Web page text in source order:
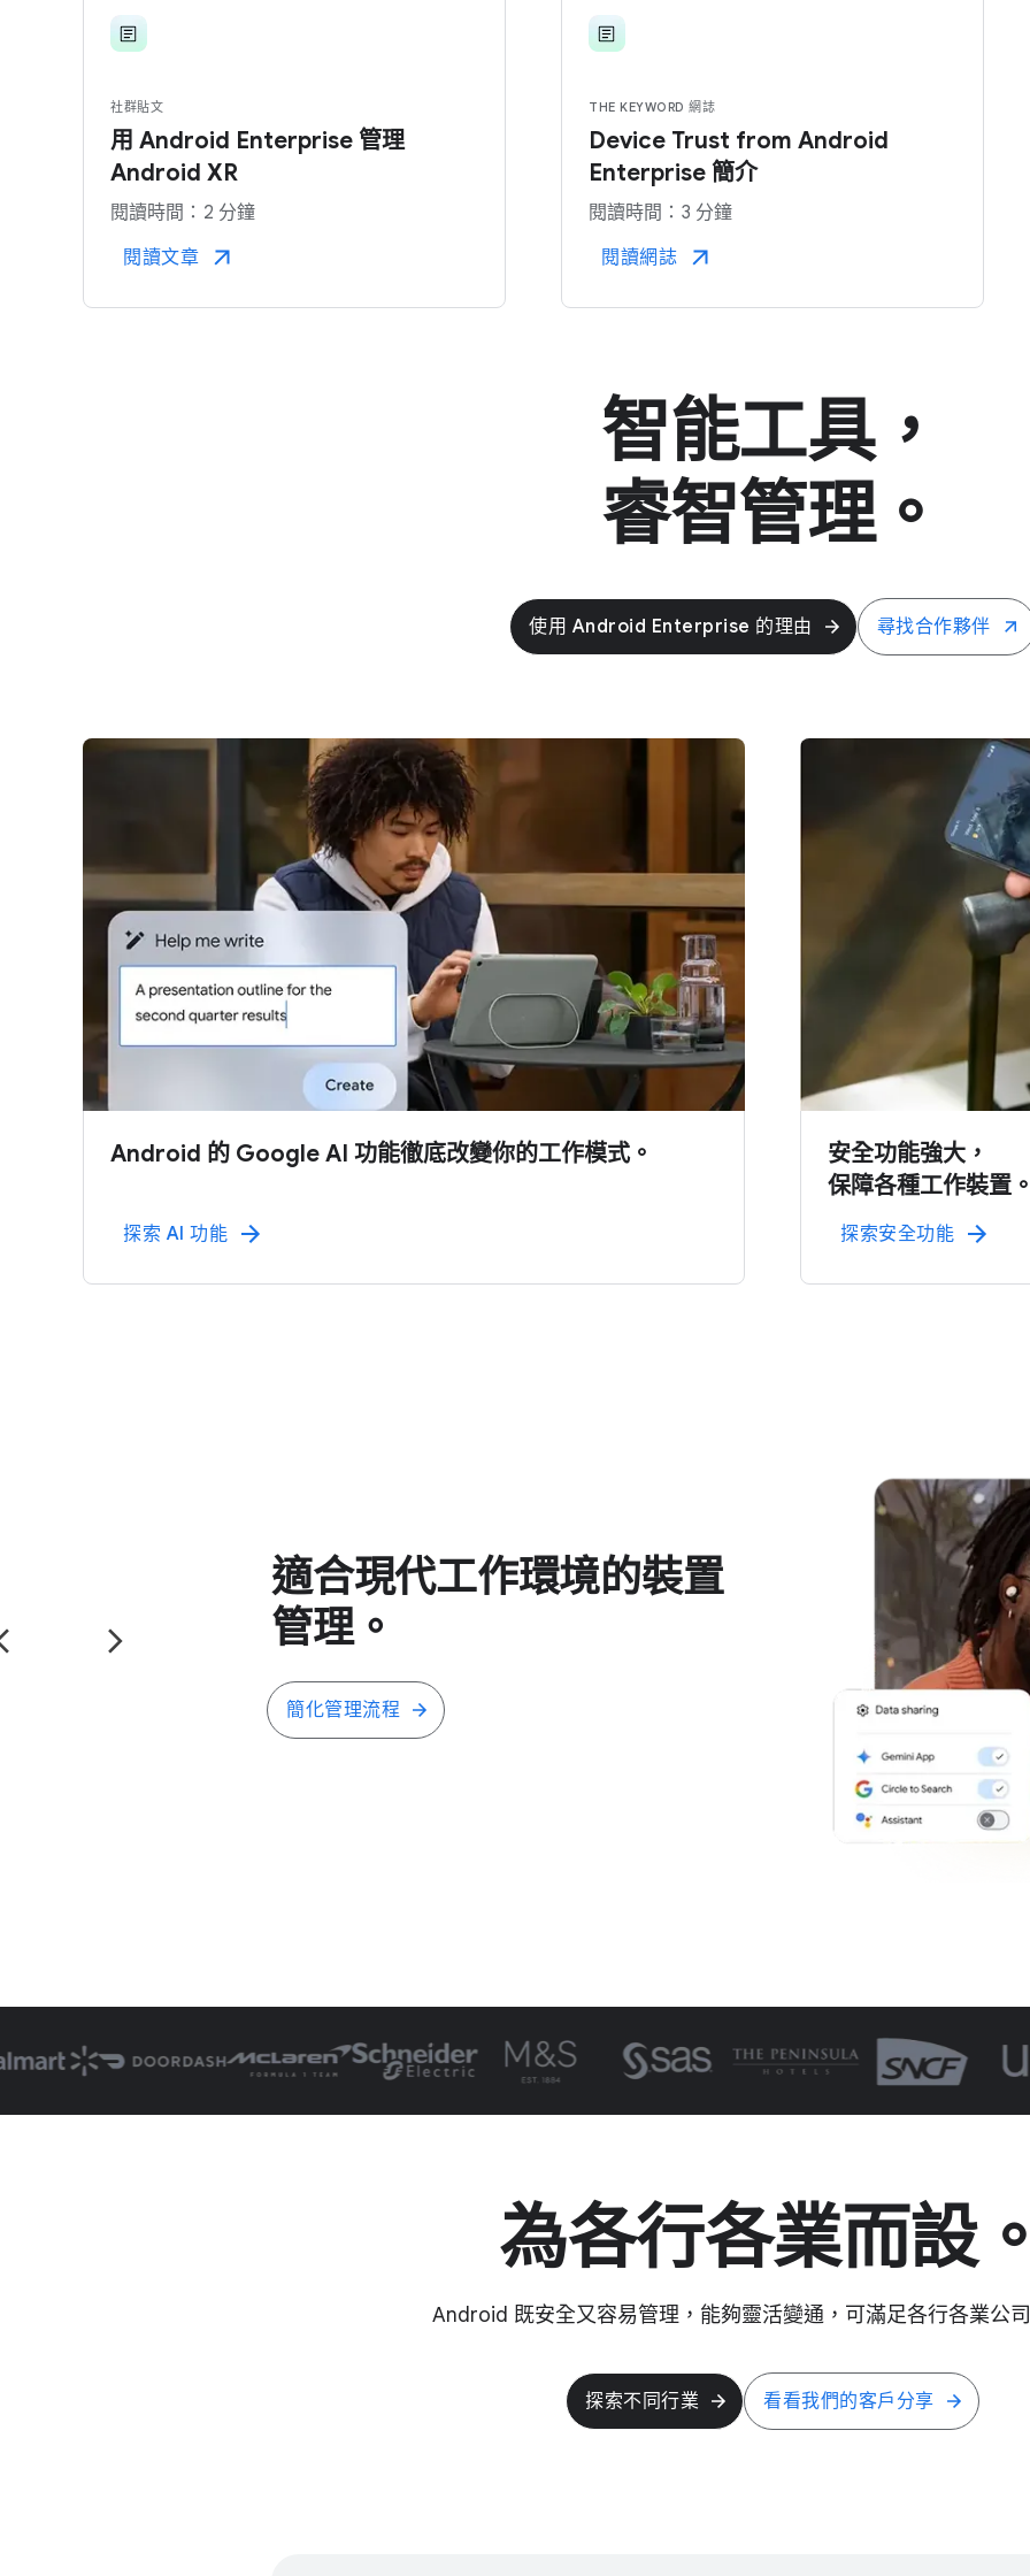
社群貼​文
用 Android Enterprise 管理
Android XR
閱讀​時間：​2 分鐘
閱讀文章
THE KEYWOR​D 網誌
Device Trust from Android
Enterprise 簡介
閱讀​時間：​3 分鐘
閱讀網誌
智​能​工具，
睿智​管理。
使用 Android Enterprise 的​理由 尋​找​合作​夥伴
Android 的 Google AI 功能​徹底​改變​你​的​工作​模式。
探索 AI 功​能
安全​功​能​強大，
保障​各​種​工作​裝置
探​索​安全​功​能
適合​現代​工作​環境​的​裝置​
管理。
簡化​管理​流程
為​各行​各業​而​設
Android 既​安全​又​容易​管理，​能夠​靈活​變通，​可滿足​各​行​各業​公
探索​不​同​行業 看​看​我們​的​客戶​分享